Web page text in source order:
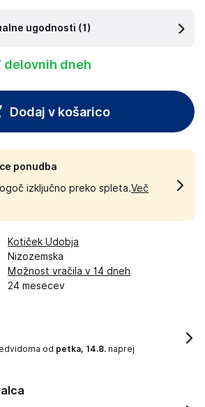
ugodnosti (1)
delovnih dneh
Dodaj v košarico
ponudba
izključno preko spleta.Več
Kotiček Udobja
Nizozemska
Možnost vračila v 14 dneh
24 mesecev
od petka, 14.8. naprej